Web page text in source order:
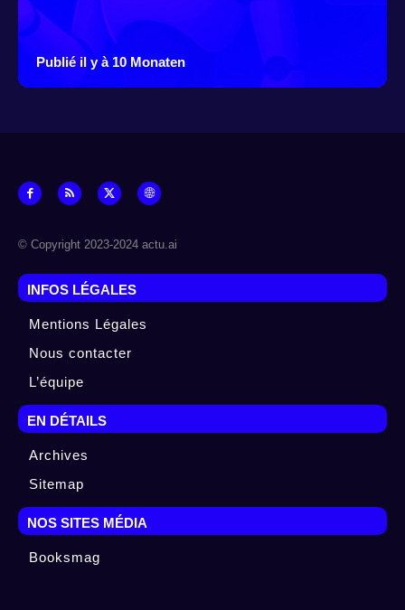
Publié il y à 10 Monaten
© Copyright 2023-2024 actu.ai
INFOS LÉGALES
Mentions Légales
Nous contacter
L’équipe
EN DÉTAILS
Archives
Sitemap
NOS SITES MÉDIA
Booksmag